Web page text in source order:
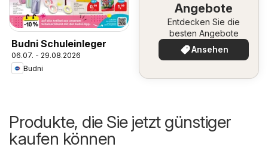
Budni Schuleinleger
06.07. - 29.08.2026
Budni
Angebote
Entdecken Sie die
besten Angebote
Ansehen
Produkte, die Sie jetzt günstiger
kaufen können